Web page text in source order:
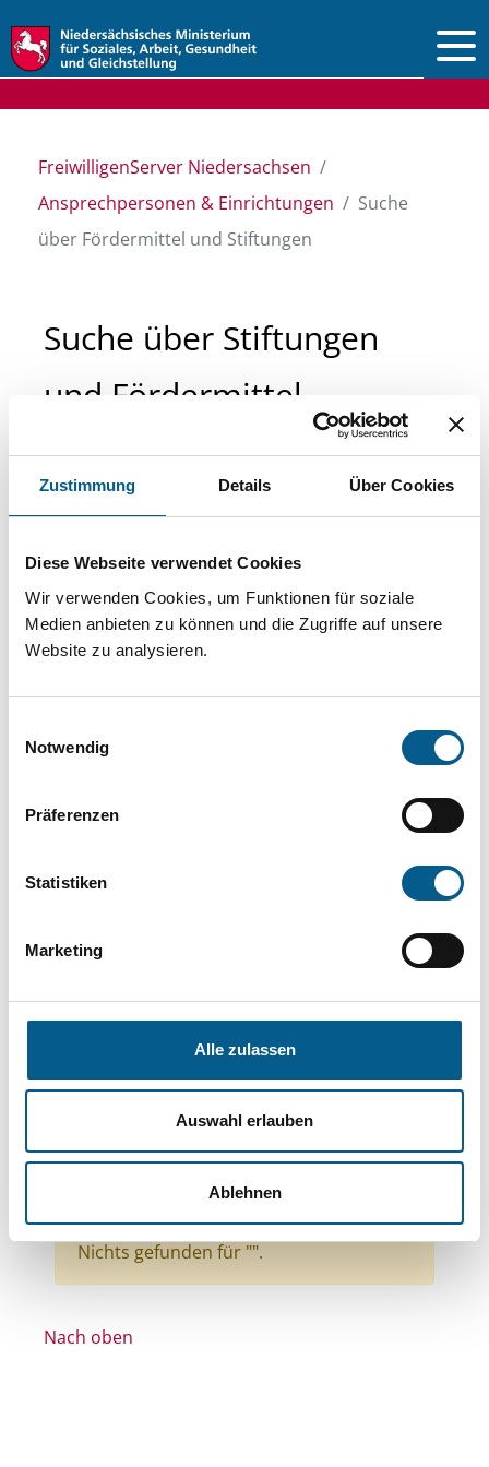
Zustimmung Details Über Cookies
Diese Webseite verwendet Cookies
Wir verwenden Cookies, um Funktionen für soziale
Medien anbieten zu können und die Zugriffe auf unsere
Website zu analysieren.
Notwendig
Präferenzen
Statistiken
Marketing
Alle zulassen
Auswahl erlauben
Ablehnen
FreiwilligenServer Niedersachsen
Ansprechpersonen & Einrichtungen
Suche
über Fördermittel und Stiftungen
Suche über Stiftungen
und Fördermittel
Sie suchen finanzielle Unterstützung für ein
Projekt oder ein Vorhaben? Hier können Sie
Stiftungsdatenbank recherchieren. Bei der
Suche bitte die Groß- und Kleinschreibung
beachten.
können durch die Wahl von Bereichen oder
Suchen
Themen: Kinder, Jugendliche & Familie
Themen: Hilfsbedürftige Menschen
Themen: Natur- & Umweltschutz
Themen: Kunst & Kultur
Themen: Gesundheitswesen
Alle Filter entfernen
Nichts gefunden für "".
Nach oben